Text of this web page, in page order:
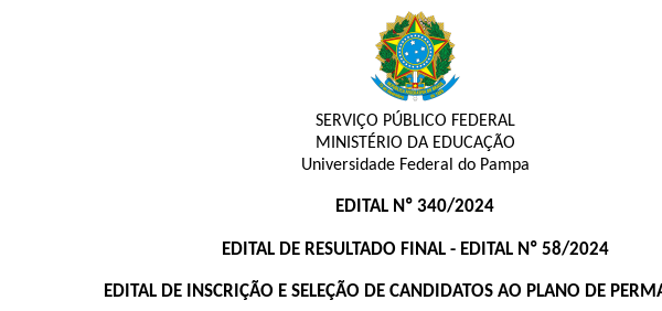
SERVIÇO PÚBLICO FEDERAL
MINISTÉRIO DA EDUCAÇÃO
Universidade Federal do Pampa
EDITAL Nº 340/2024
EDITAL DE RESULTADO FINAL - EDITAL Nº 58/2024
EDITAL DE INSCRIÇÃO E SELEÇÃO DE CANDIDATOS AO PLANO DE